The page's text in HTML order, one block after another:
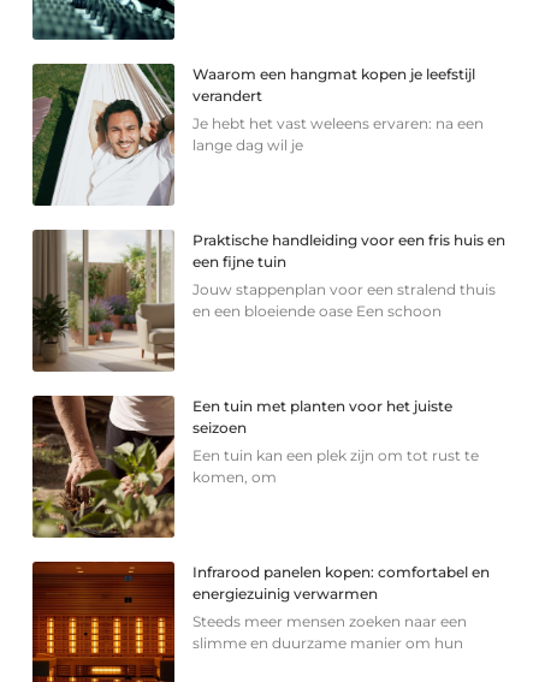
Waarom een hangmat kopen je leefstijl
verandert
Je hebt het vast weleens ervaren: na een
lange dag wil je
Praktische handleiding voor een fris huis en
een fijne tuin
Jouw stappenplan voor een stralend thuis
en een bloeiende oase Een schoon
Een tuin met planten voor het juiste
seizoen
Een tuin kan een plek zijn om tot rust te
komen, om
Infrarood panelen kopen: comfortabel en
energiezuinig verwarmen
Steeds meer mensen zoeken naar een
slimme en duurzame manier om hun